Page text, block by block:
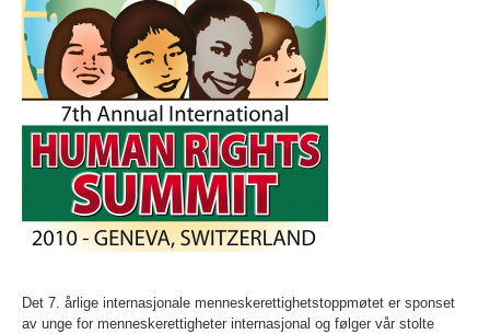
Det 7. årlige internasjonale menneskerettighetstoppmøtet er sponset
av unge for menneskerettigheter internasjonal og følger vår stolte